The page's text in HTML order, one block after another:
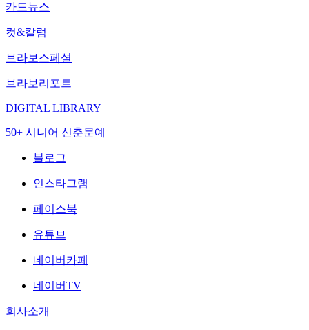
카드뉴스
컷&칼럼
브라보스페셜
브라보리포트
DIGITAL LIBRARY
50+ 시니어 신춘문예
블로그
인스타그램
페이스북
유튜브
네이버카페
네이버TV
회사소개